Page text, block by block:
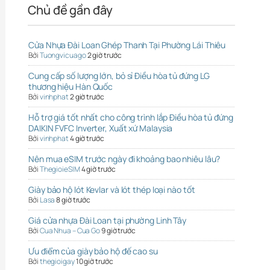
Chủ đề gần đây
Cửa Nhựa Đài Loan Ghép Thanh Tại Phường Lái Thiêu
BởiTuongvicuago2 giờ trước
Cung cấp số lượng lớn, bỏ sỉ Điều hòa tủ đứng LG
thương hiệu Hàn Quốc
Bởivinhphat2 giờ trước
Hỗ trợ giá tốt nhất cho công trình lắp Điều hòa tủ đứng
DAIKIN FVFC Inverter, Xuất xứ Malaysia
Bởivinhphat4 giờ trước
Nên mua eSIM trước ngày đi khoảng bao nhiêu lâu?
BởiThegioieSIM4 giờ trước
Giày bảo hộ lót Kevlar và lót thép loại nào tốt
Bởi Lasa8 giờ trước
Giá cửa nhựa Đài Loan tại phường Linh Tây
BởiCua Nhua – Cua Go9 giờ trước
Ưu điểm của giày bảo hộ đế cao su
Bởithegioigay10 giờ trước